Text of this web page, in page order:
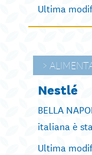
Ultima
Nestlé
BELLA
italiana è
Ultima